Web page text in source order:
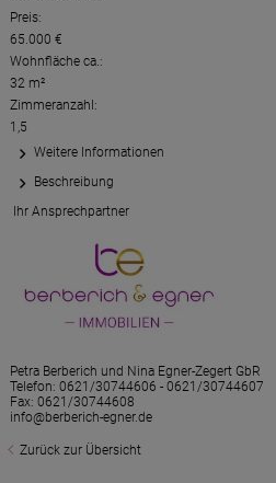
Preis:
65.000 €
Wohnfläche ca.:
32 m²
Zimmeranzahl:
1,5
Weitere Informationen
Beschreibung
Ihr Ansprechpartner
Petra Berberich und Nina Egner-Zegert GbR
Telefon: 0621/30744606 - 0621/30744607
Fax: 0621/30744608
info@berberich-egner.de
Zurück zur Übersicht